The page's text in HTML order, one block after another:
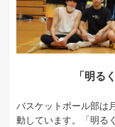
「明る
バスケットボール部は
動しています。「明る